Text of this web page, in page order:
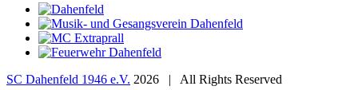
SC Dahenfeld 1946 e.V. 2026 | All Rights Reserved